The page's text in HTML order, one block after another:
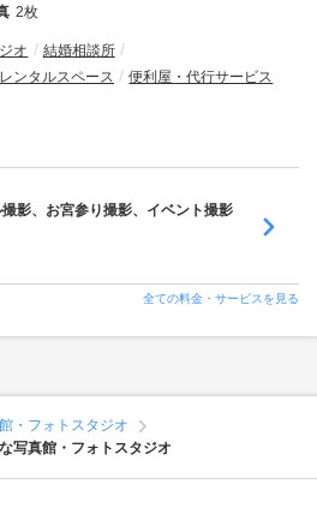
2枚
オ
結婚相談所
ンタルスペース
便利屋・代行サービス
影、お宮参り撮影、イベント撮影
全ての料金・サービスを見る
・フォトスタジオ
写真館・フォトスタジオ